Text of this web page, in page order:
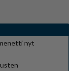
nyt